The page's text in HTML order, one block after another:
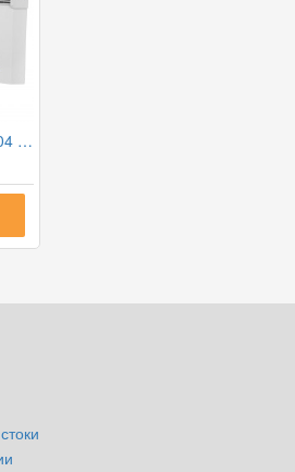
Конвектор Tesy CN 04 200 EIS W, 2000W, Електронен термостат